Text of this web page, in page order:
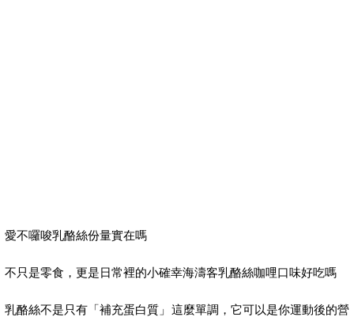
愛不囉唆乳酪絲份量實在嗎
不只是零食，更是日常裡的小確幸海濤客乳酪絲咖哩口味好吃嗎
乳酪絲不是只有「補充蛋白質」這麼單調，它可以是你運動後的營